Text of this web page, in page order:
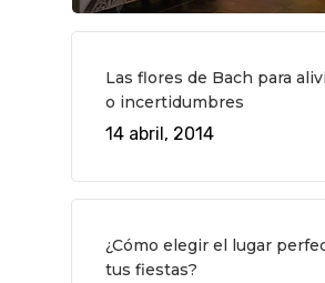
Las flores de Bach para
o incertidumbres
14 abril, 2014
¿Cómo elegir el lugar
tus fiestas?